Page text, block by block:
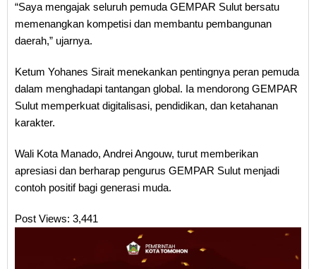
“Saya mengajak seluruh pemuda GEMPAR Sulut bersatu
memenangkan kompetisi dan membantu pembangunan
daerah,” ujarnya.
Ketum Yohanes Sirait menekankan pentingnya peran pemuda
dalam menghadapi tantangan global. Ia mendorong GEMPAR
Sulut memperkuat digitalisasi, pendidikan, dan ketahanan
karakter.
Wali Kota Manado, Andrei Angouw, turut memberikan
apresiasi dan berharap pengurus GEMPAR Sulut menjadi
contoh positif bagi generasi muda.
Post Views: 3,441